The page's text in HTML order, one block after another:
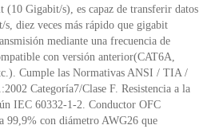
(10 Gigabit/s), es capaz de transferir datos
s, diez veces más rápido que gigabit
mediante una frecuencia de
con versión anterior(CAT6A,
Cumple las Normativas ANSI / TIA /
Categoría7/Clase F. Resistencia a la
IEC 60332-1-2. Conductor OFC
99,9% con diámetro AWG26 que